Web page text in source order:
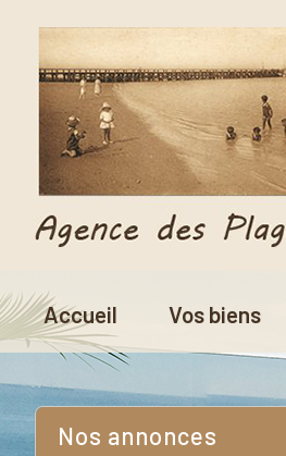
Accueil Vos biens
Nos annonces